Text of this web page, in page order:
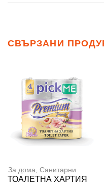
СВЪРЗАНИ
За дома Санитарни
ТОАЛЕТНА ХАРТИЯ